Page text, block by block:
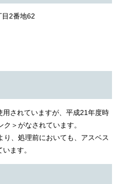
2番地62
されていますが、平成21年度時
ク＞がなされています。
り、処理前においても、アスベス
ます。